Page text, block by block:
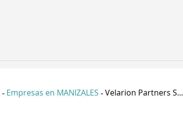
- Empresas en MANIZALES - Velarion Partners S...